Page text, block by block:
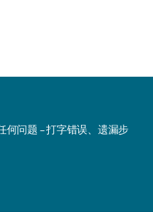
何问题 – 打字错误、遗漏步